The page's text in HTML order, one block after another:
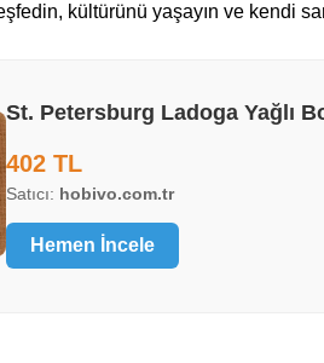
kültürünü yaşayın ve kendi
St. Petersburg Ladoga Yağlı
402 TL
Satıcı: hobivo.com.tr
Hemen İncele